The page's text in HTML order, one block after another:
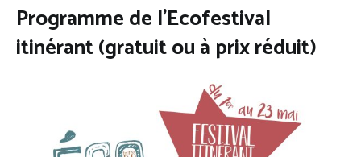
Programme de l’Ecofestival
itinérant (gratuit ou à prix réduit)